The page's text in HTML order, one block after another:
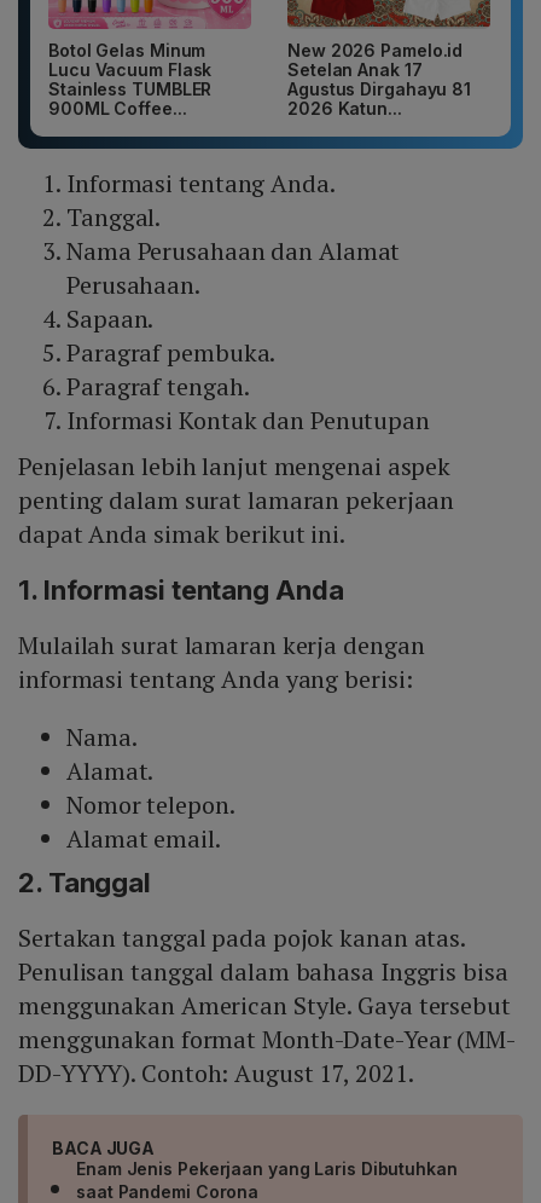
Botol Gelas Minum
Lucu Vacuum Flask
Stainless TUMBLER
900ML Coffee...
New 2026 Pamelo.id
Setelan Anak 17
Agustus Dirgahayu 81
2026 Katun...
Informasi tentang Anda.
Tanggal.
Nama Perusahaan dan Alamat
Perusahaan.
Sapaan.
Paragraf pembuka.
Paragraf tengah.
Informasi Kontak dan Penutupan
Penjelasan lebih lanjut mengenai aspek
penting dalam surat lamaran pekerjaan
dapat Anda simak berikut ini.
1. Informasi tentang Anda
Mulailah surat lamaran kerja dengan
informasi tentang Anda yang berisi:
Nama.
Alamat.
Nomor telepon.
Alamat email.
2. Tanggal
Sertakan tanggal pada pojok kanan atas.
Penulisan tanggal dalam bahasa Inggris bisa
menggunakan American Style. Gaya tersebut
menggunakan format Month-Date-Year (MM-
DD-YYYY). Contoh: August 17, 2021.
BACA JUGA
Enam Jenis Pekerjaan yang Laris Dibutuhkan
saat Pandemi Corona